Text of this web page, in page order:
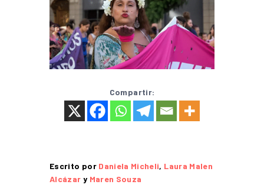
Compartir:
Escrito por Daniela Micheli, Laura Malen
Alcázar y Maren Souza